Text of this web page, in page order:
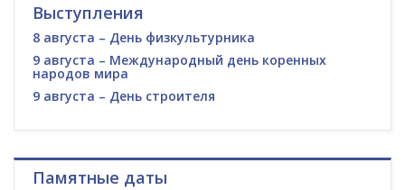
Выступления
8 августа – День физкультурника
9 августа – Международный день коренных
народов мира
9 августа – День строителя
Памятные даты